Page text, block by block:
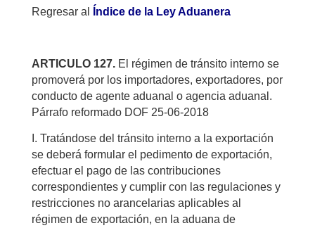
Regresar al Índice de la Ley Aduanera
ARTICULO 127.El régimen de tránsito interno se
promoverá por los importadores, exportadores, por
conducto de agente aduanal o agencia aduanal.
Párrafo reformado DOF 25-06-2018
I. Tratándose del tránsito interno a la exportación
se deberá formular el pedimento de exportación,
efectuar el pago de las contribuciones
correspondientes y cumplir con las regulaciones y
restricciones no arancelarias aplicables al
régimen de exportación, en la aduana de